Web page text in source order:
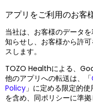
アプリをご利用のお客
当社は、お客様のデータ
知らせし、お客様から許
スします。
TOZO Healthによる、
他のアプリへの転送は、「
Policy」に定める限定的
を含め、同ポリシーに準拠